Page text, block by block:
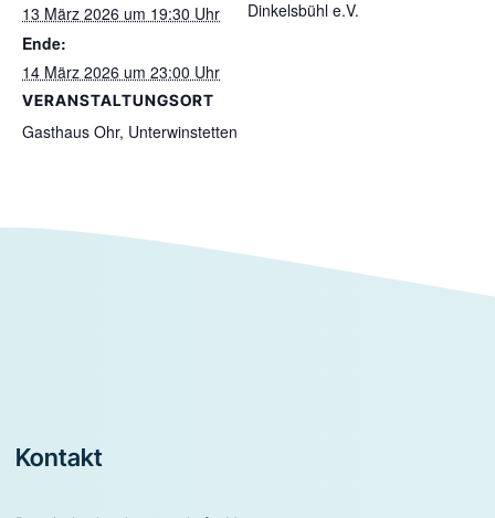
13 März 2026 um 19:30 Uhr
Ende:
14 März 2026 um 23:00 Uhr
VERANSTALTUNGSORT
Gasthaus Ohr, Unterwinstetten
Dinkelsbühl e.V.
Footer
Kontakt